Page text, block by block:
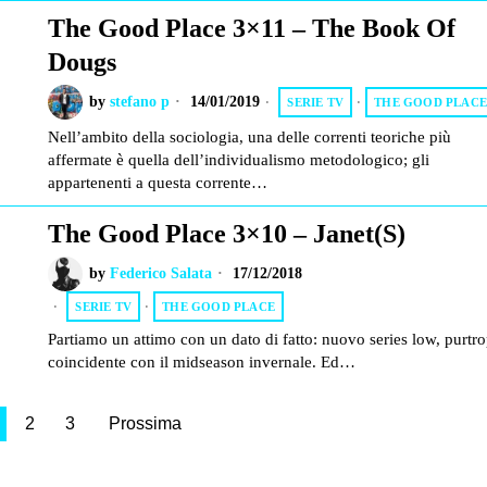
The Good Place 3×11 – The Book Of
Dougs
by stefano p 14/01/2019 SERIE TV · THE GOOD PLACE
Nell’ambito della sociologia, una delle correnti teoriche più
affermate è quella dell’individualismo metodologico; gli
appartenenti a questa corrente…
The Good Place 3×10 – Janet(s)
by Federico Salata 17/12/2018
SERIE TV · THE GOOD PLACE
Partiamo un attimo con un dato di fatto: nuovo series low,
coincidente con il midseason invernale. Ed…
2 3 Prossima